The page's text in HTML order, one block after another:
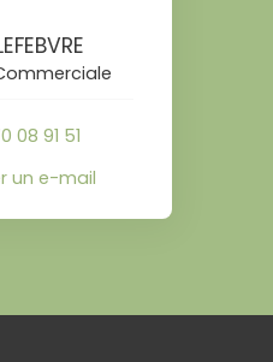
08 91 51
un e-mail